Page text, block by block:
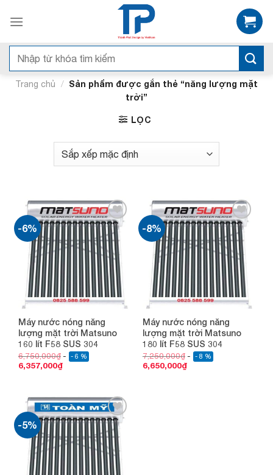
qua
dungTìm
kiếm:
Trang chủ / Sản phẩm được gắn thẻ “năng lượng mặt
trời”
LỌC
-6%
Add to
wishlist
Máy nước nóng năng
lượng mặt trời Matsuno
160 lít F58 SUS 304
6,750,000₫ - 6 %
6,357,000₫
-8%
Add to
wishlist
Máy nước nóng năng
lượng mặt trời Matsuno
180 lít F58 SUS 304
7,250,000₫ - 8 %
6,650,000₫
-5%
Add to
wishlist